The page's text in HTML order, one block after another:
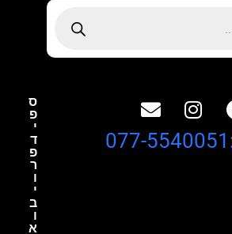
ס
פ
י
ד
פ
ר
ו
י
ב
ו
א